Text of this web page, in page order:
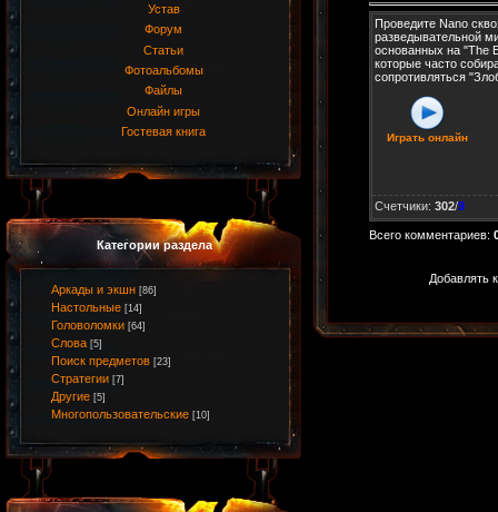
Устав
Форум
Статьи
Фотоальбомы
Файлы
Онлайн игры
Гостевая книга
Категории раздела
Аркады и экшн [86]
Настольные [14]
Головоломки [64]
Слова [5]
Поиск предметов [23]
Стратегии [7]
Другие [5]
Многопользовательские [10]
Проведите Nano
разведывательной
основанных на "The
которые часто
сопротивляться
Играть онлайн
Счетчики: 302/9
Всего комментариев:
Добавлять